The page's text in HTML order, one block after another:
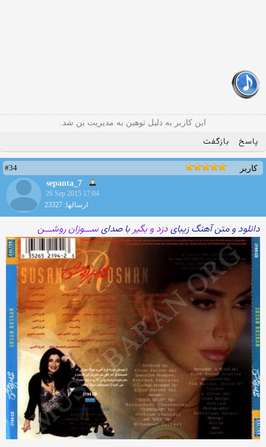
این کاربر به دلیل توهین به مدیریت بن شد.
پاسخ بازگفت
کاربر
#34
sepanta_7
26 Sep 2015 17:04
ارسالها: 23327
دانلود و متن آهنگ زیبایدزد و بگیربا صدایســـوزان روشـــن